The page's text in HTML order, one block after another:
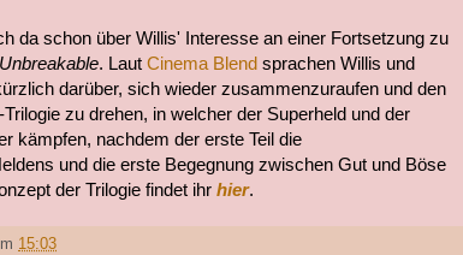
da schon über Willis' Interesse an einer Fortsetzung zu
Unbreakable. Laut Cinema Blend sprachen Willis und
darüber, sich wieder zusammenzuraufen und den
-Trilogie zu drehen, in welcher der Superheld und der
kämpfen, nachdem der erste Teil die
und die erste Begegnung zwischen Gut und Böse
der Trilogie findet ihr hier.
15:03